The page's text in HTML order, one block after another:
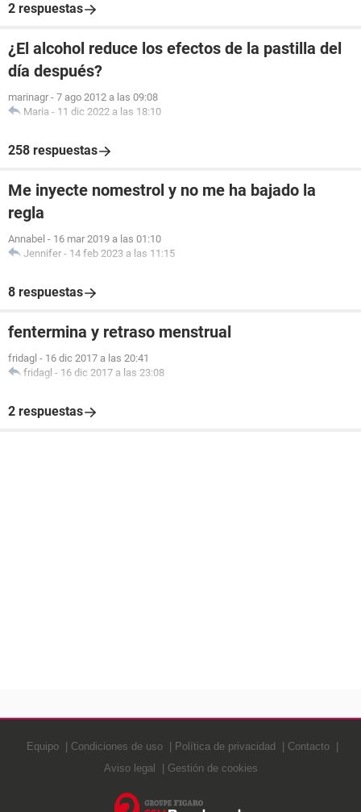
2 respuestas
¿El alcohol reduce los efectos de la pastilla del
día después?
marinagr - 7 ago 2012 a las 09:08
Maria - 11 dic 2022 a las 18:10
258 respuestas
Me inyecte nomestrol y no me ha bajado la
regla
Annabel - 16 mar 2019 a las 01:10
Jennifer - 14 feb 2023 a las 11:15
8 respuestas
fentermina y retraso menstrual
fridagl - 16 dic 2017 a las 20:41
fridagl - 16 dic 2017 a las 23:08
2 respuestas
Equipo Condiciones de uso Política de privacidad
Contacto
Aviso legal
Gestión de cookies